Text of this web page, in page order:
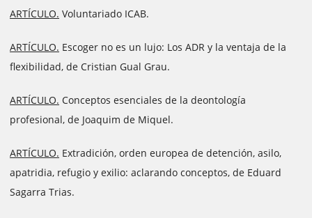
ARTÍCULO. Voluntariado ICAB.
ARTÍCULO. Escoger no es un lujo: Los ADR y la ventaja de la
flexibilidad, de Cristian Gual Grau.
ARTÍCULO. Conceptos esenciales de la deontología
profesional, de Joaquim de Miquel.
ARTÍCULO. Extradición, orden europea de detención, asilo,
apatridia, refugio y exilio: aclarando conceptos, de Eduard
Sagarra Trias.